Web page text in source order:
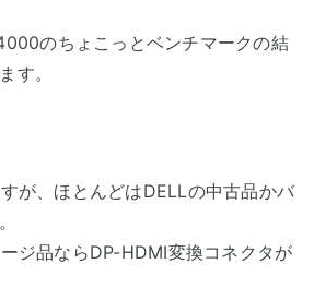
のちょこっとベンチマークの結
す。
が、ほとんどはDELLの中古品かバ
ジ品ならDP-HDMI変換コネクタが